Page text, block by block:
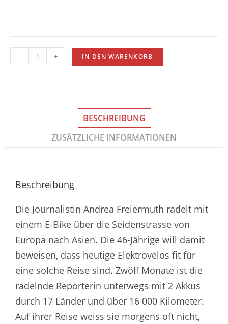
- + IN DEN WARENKORB
BESCHREIBUNG
ZUSÄTZLICHE INFORMATIONEN
Beschreibung
Die Journalistin Andrea Freiermuth radelt mit
einem E-Bike über die Seidenstrasse von
Europa nach Asien. Die 46-Jährige will damit
beweisen, dass heutige Elektrovelos fit für
eine solche Reise sind. Zwölf Monate ist die
radelnde Reporterin unterwegs mit 2 Akkus
durch 17 Länder und über 16 000 Kilometer.
Auf ihrer Reise weiss sie morgens oft nicht,